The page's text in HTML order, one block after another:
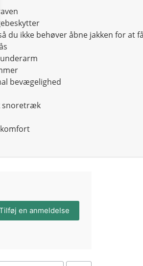
du ikke behøver åbne jakken for at
bevægelighed
snoretræk
en anmeldelse